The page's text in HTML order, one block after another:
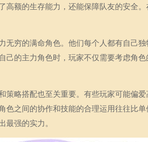
高额的生存能力，还能保障队友的安全
无穷的满命角色。他们每个人都有自己
己的主力角色时，玩家不仅需要考虑角
策略搭配也至关重要。有些玩家可能偏
色之间的协作和技能的合理运用往往比
强的实力。